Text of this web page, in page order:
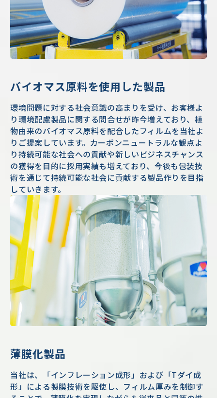
バイオマス原料を使用した製品
環境問題に対する社会意識の高まりを受け、お客様よ
り環境配慮製品に関する問合せが昨今増えており、植
物由来のバイオマス原料を配合したフィルムを当社よ
りご提案しています。カーボンニュートラルな観点よ
り持続可能な社会への貢献や新しいビジネスチャンス
の獲得を目的に採用実績も増えており、今後も包装技
術を通じて持続可能な社会に貢献する製品作りを目指
していきます。
薄膜化製品
当社は、「インフレーション成形」および「Tダイ成
形」による製膜技術を駆使し、フィルム厚みを制御す